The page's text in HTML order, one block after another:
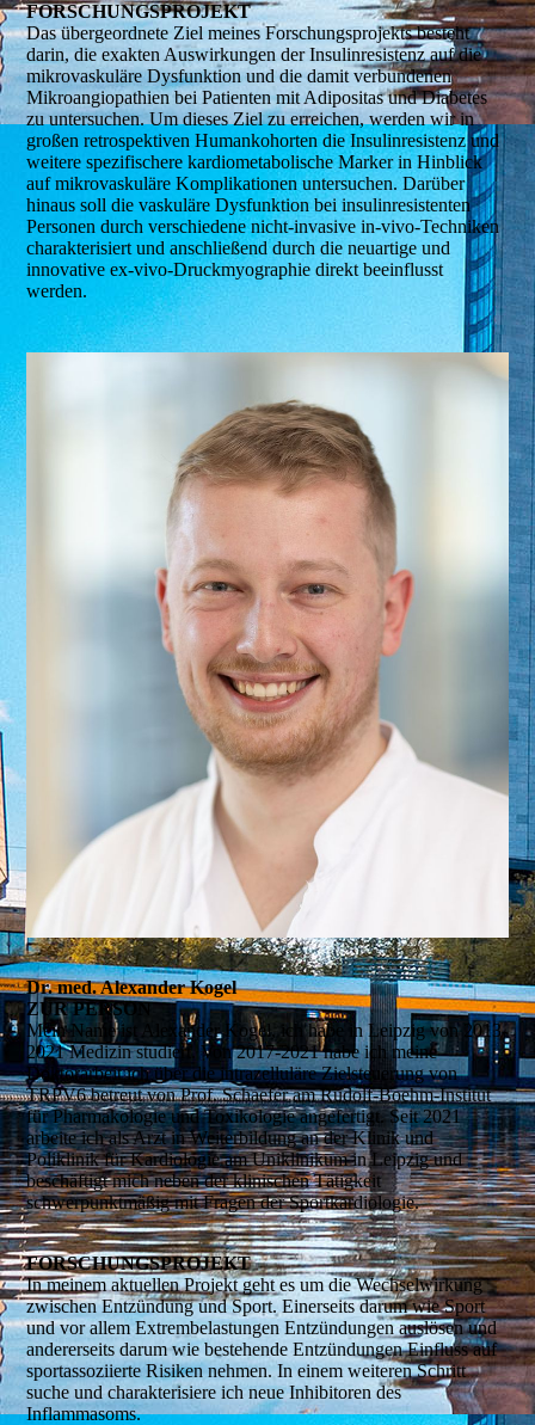
FORSCHUNGS­­PROJEKT
Das übergeordnete Ziel meines Forschungsprojekts besteht
darin, die exakten Auswirkungen der Insulinresistenz auf die
mikro­vaskuläre Dysfunktion und die damit verbundenen
Mikroangiopathien bei Patienten mit Adipositas und Diabetes
zu unter­suchen. Um dieses Ziel zu erreichen, werden wir in
großen retrospektiven Humankohorten die Insulinresistenz und
weitere spezifischere kardio­metabo­lische Marker in Hinblick
auf mikrovaskuläre Komplikationen untersuchen. Darüber
hinaus soll die vaskuläre Dys­funktion bei insulinresistenten
Personen durch verschiedene nicht-invasive in-vivo-Techniken
charakterisiert und anschließend durch die neuartige und
innovative ex-vivo-Druckmyographie direkt beeinflusst
werden.
Dr. med. Alexander Kogel
ZUR PERSON
Mein Name ist Alexander Kogel, ich habe in Leipzig von 2013-
2021 Medizin studiert. Von 2017-2021 habe ich meine
Doktorarbeit ich über die intrazelluläre Zielsteuerung von
TRPV6 betreut von Prof. Schaefer am Rudolf-Boehm-Institut
für Pharmakologie und Toxi­kologie angefertigt. Seit 2021
arbeite ich als Arzt in Weiterbildung an der Klinik und
Poliklinik für Kardiologie am Uniklinikum in Leipzig und
beschäftigt mich neben der klinischen Tätigkeit
schwerpunktmäßig mit Fragen der Sportkardiologie.
FORSCHUNGS­­PROJEKT
In meinem aktuellen Projekt geht es um die Wechselwirkung
zwischen Entzündung und Sport. Einerseits darum wie Sport
und vor allem Extrembelastungen Entzündungen auslösen und
andererseits darum wie bestehende Entzündungen Einfluss auf
sport­assoziierte Risiken nehmen. In einem weiteren Schritt
suche und charakterisiere ich neue Inhibitoren des
Inflammasoms.